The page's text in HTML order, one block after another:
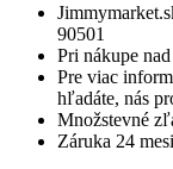
90501
Pri nákupe
Pre viac
hľadáte, nás
Množstevné
Záruka 24